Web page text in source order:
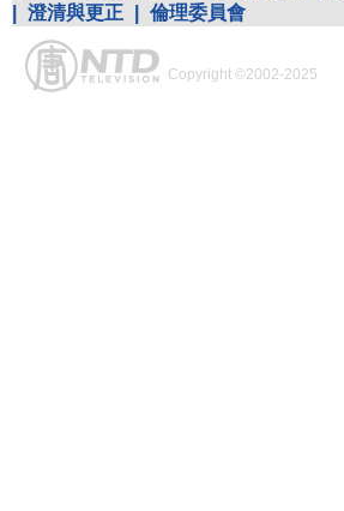
澄清與更正 倫理委員會
Copyright ©2002-2025